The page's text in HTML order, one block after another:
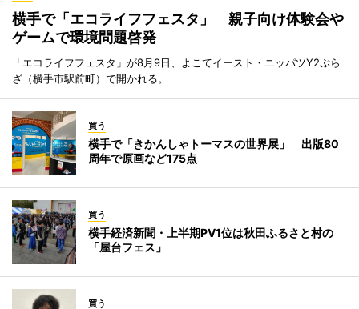
横手で「エコライフフェスタ」 親子向け体験会や
ゲームで環境問題啓発
「エコライフフェスタ」が8月9日、よこてイースト・ニッパツY2ぷら
ざ（横手市駅前町）で開かれる。
買う
横手で「きかんしゃトーマスの世界展」 出版80
周年で原画など175点
買う
横手経済新聞・上半期PV1位は秋田ふるさと村の
「屋台フェス」
買う